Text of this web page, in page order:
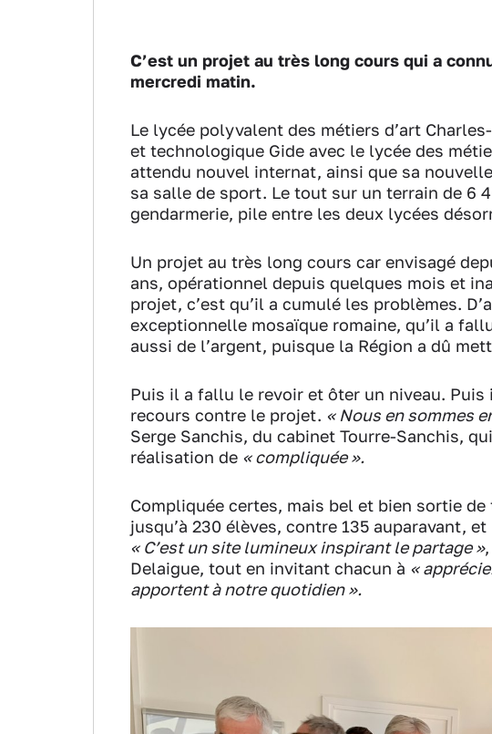
C’est un projet au très long cours qui a
mercredi matin.
Le lycée polyvalent des métiers d’art
et technologique Gide avec le lycée des
attendu nouvel internat, ainsi que sa
sa salle de sport. Le tout sur un terrain de 6
gendarmerie, pile entre les deux lycées
Un projet au très long cours car envisagé
ans, opérationnel depuis quelques mois et
projet, c’est qu’il a cumulé les problèmes.
exceptionnelle mosaïque romaine, qu’il a
aussi de l’argent, puisque la Région a dû
Puis il a fallu le revoir et ôter un niveau.
recours contre le projet. « Nous en sommes
Serge Sanchis, du cabinet Tourre-Sanchis,
réalisation de « compliquée ».
Compliquée certes, mais bel et bien sortie
jusqu’à 230 élèves, contre 135 auparavant,
« C’est un site lumineux inspirant le partage »
Delaigue, tout en invitant chacun à «
apportent à notre quotidien ».